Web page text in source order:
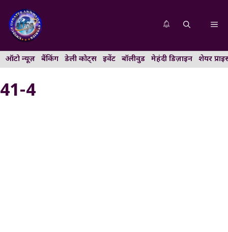
content
ऑटो न्यूज़ बैंकिंग डेली कोट्स इवेंट बॉलीवुड मेहंदी डिज़ाइन शेयर
41-4